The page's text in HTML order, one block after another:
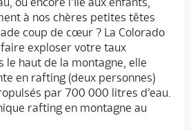
à nos chères petites têtes
coup de cœur ? La Colorado
exploser votre taux
le haut de la montagne, elle
en rafting (deux personnes)
par 700 000 litres d’eau.
rafting en montagne au